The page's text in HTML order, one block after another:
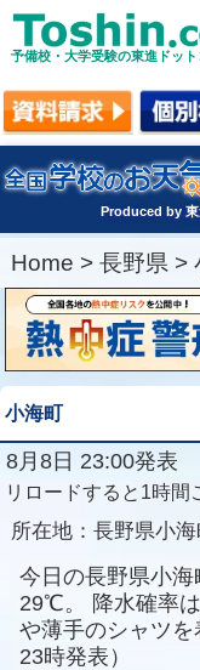
予備校・大学受験の東進ドット
Produced by
Home > 長野県 >
小海町
8月8日 23:00発表
リロードすると1時間
所在地： 長野県小
今日の長野県小海
29℃。
降水確率は
や薄手のシャツを
23時発表）